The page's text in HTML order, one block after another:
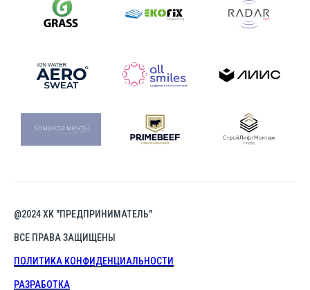
@2024 ХК "ПРЕДПРИНИМАТЕЛЬ"
ВСЕ ПРАВА ЗАЩИЩЕНЫ
ПОЛИТИКА КОНФИДЕНЦИАЛЬНОСТИ
РАЗРАБОТКА